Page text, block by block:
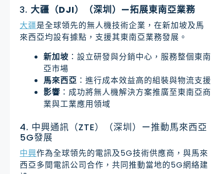
3. 大疆（DJI）（深圳）—拓展東南亞業務
大疆是全球領先的無人機技術企業，在新加坡及馬
來西亞均設有據點，支援其東南亞業務發展。
新加坡 ：設立研發與分銷中心，服務整個東南
亞市場
馬來西亞 ：進行成本效益高的組裝與物流支援
影響 ：成功將無人機解決方案推廣至東南亞商
業與工業應用領域
4. 中興通訊（ZTE）（深圳）—推動馬來西亞
5G發展
中興作為全球領先的電訊及5G技術供應商，與馬來
西亞多間電訊公司合作，共同推動當地的5G網絡建